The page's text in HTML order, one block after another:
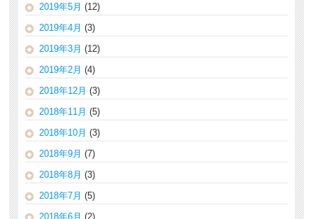
2019年5月 (12)
2019年4月 (3)
2019年3月 (12)
2019年2月 (4)
2018年12月 (3)
2018年11月 (5)
2018年10月 (3)
2018年9月 (7)
2018年8月 (3)
2018年7月 (5)
2018年6月 (2)